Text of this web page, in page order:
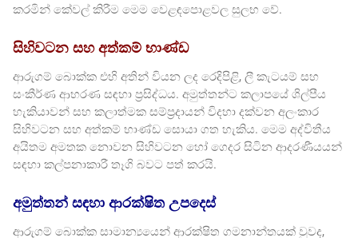
කරමින් කේවල් කිරීම මෙම වෙළඳපොළවල සුලභ වේ.
සිහිවටන සහ අත්කම් භාණ්ඩ
ආරුගම් බොක්ක එහි අතින් වියන ලද රෙදිපිළි, ලී කැටයම් සහ
සංකීර්ණ ආභරණ සඳහා ප්‍රසිද්ධය. අමුත්තන්ට කලාපයේ ශිල්පීය
හැකියාවන් සහ කලාත්මක සම්ප්‍රදායන් විදහා දක්වන අලංකාර
සිහිවටන සහ අත්කම් භාණ්ඩ සොයා ගත හැකිය. මෙම අද්විතීය
අයිතම අමතක නොවන සිහිවටන හෝ ගෙදර සිටින ආදරණීයයන්
සඳහා කල්පනාකාරී තෑගි බවට පත් කරයි.
අමුත්තන් සඳහා ආරක්ෂිත උපදෙස්
ආරුගම් බොක්ක සාමාන්‍යයෙන් ආරක්ෂිත ගමනාන්තයක් වුවද,